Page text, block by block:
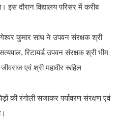
इस दौरान विद्यालय परिसर में करीब
कुमार साध ने उपवन संरक्षक श्री
रिटायर्ड उपवन संरक्षक श्री भीम
एवं श्री महावीर रूहिल
की रंगोली सजाकर पर्यावरण संरक्षण एवं